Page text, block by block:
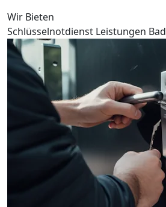
Wir Bieten
Schlüsselnotdienst Leistungen